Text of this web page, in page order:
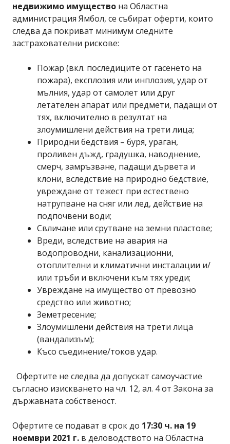
недвижимо имущество на Областна
администрация Ямбол, се събират оферти, които
следва да покриват минимум следните
застрахователни рискове:
Пожар (вкл. последиците от гасенето на
пожара), експлозия или инплозия, удар от
мълния, удар от самолет или друг
летателен апарат или предмети, падащи от
тях, включително в резултат на
злоумишлени действия на трети лица;
Природни бедствия – буря, ураган,
проливен дъжд, градушка, наводнение,
смерч, замръзване, падащи дървета и
клони, вследствие на природно бедствие,
увреждане от тежест при естествено
натрупване на сняг или лед, действие на
подпочвени води;
Свличане или срутване на земни пластове;
Вреди, вследствие на авария на
водопроводни, канализационни,
отоплителни и климатични инсталации и/
или тръби и включени към тях уреди;
Увреждане на имущество от превозно
средство или животно;
Земетресение;
Злоумишлени действия на трети лица
(вандализъм);
Късо съединение/токов удар.
Офертите не следва да допускат самоучастие
съгласно изискването на чл. 12, ал. 4 от Закона за
държавната собственост.
Офертите се подават в срок до 17:30 ч. на 19
ноември 2021 г. в деловодството на Областна